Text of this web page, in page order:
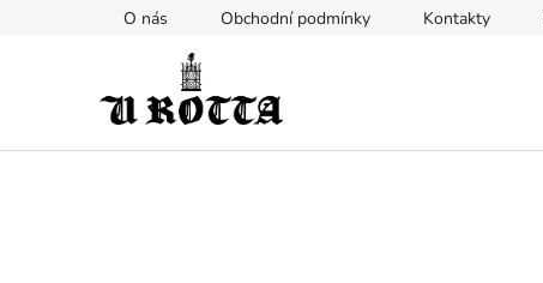
O nás Obchodní podmínky Kontakty